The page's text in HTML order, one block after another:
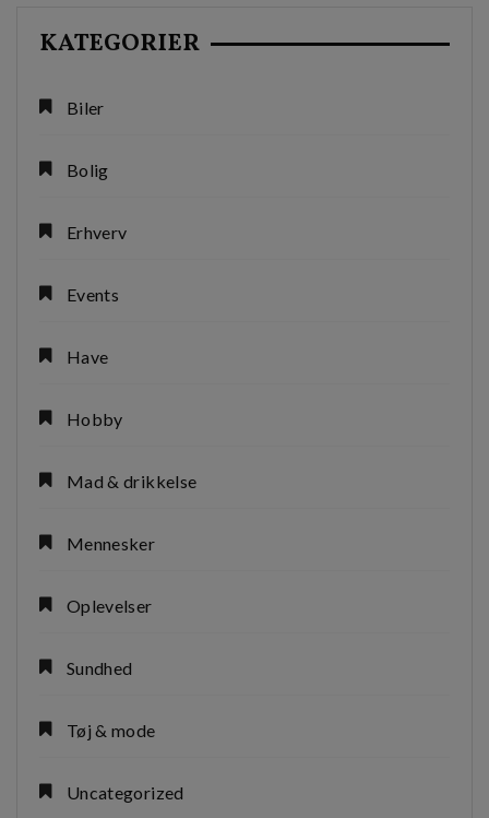
KATEGORIER
Biler
Bolig
Erhverv
Events
Have
Hobby
Mad & drikkelse
Mennesker
Oplevelser
Sundhed
Tøj & mode
Uncategorized